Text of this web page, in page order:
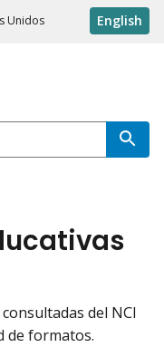
Unidos English
del NCI
de formatos.